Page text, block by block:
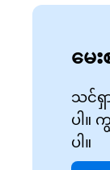
မေ
သင်ရှ
ပါ
ပါ။